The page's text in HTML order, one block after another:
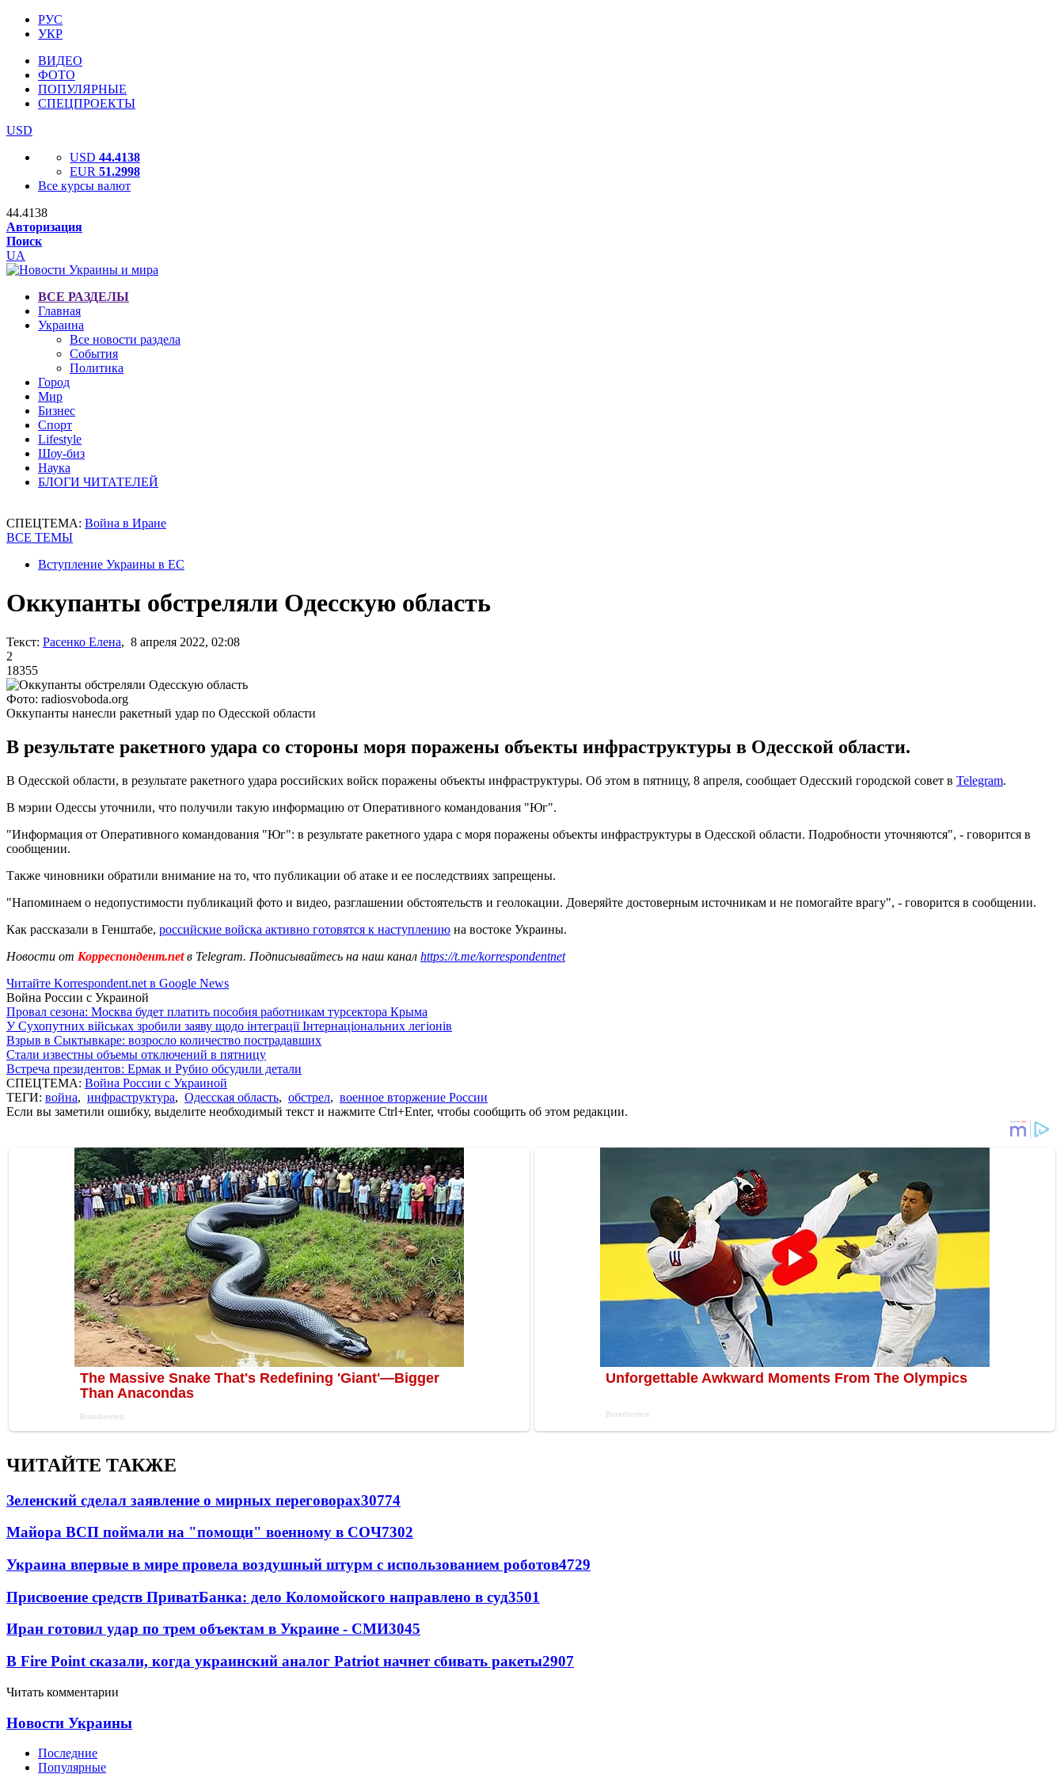
РУС
УКР
ВИДЕО
ФОТО
ПОПУЛЯРНЫЕ
СПЕЦПРОЕКТЫ
USD
USD 44.4138
EUR 51.2998
Все курсы валют
44.4138
Авторизация
Поиск
UA
ВСЕ РАЗДЕЛЫ
Главная
Украина
Все новости раздела
События
Политика
Город
Мир
Бизнес
Спорт
Lifestyle
Шоу-биз
Наука
БЛОГИ ЧИТАТЕЛЕЙ
СПЕЦТЕМА: Война в Иране
ВСЕ ТЕМЫ
Вступление Украины в ЕС
Оккупанты обстреляли Одесскую область
Текст: Расенко Елена, 8 апреля 2022, 02:08
2
18355
Фото: radiosvoboda.org
Оккупанты нанесли ракетный удар по Одесской области
В результате ракетного удара со стороны моря поражены объекты инфраструктуры в Одесской области.
В Одесской области, в результате ракетного удара российских войск поражены объекты инфраструктуры. Об этом в пятницу, 8 апреля, сообщает Одесский городской совет в Telegram.
В мэрии Одессы уточнили, что получили такую ​​информацию от Оперативного командования "Юг".
"Информация от Оперативного командования "Юг": в результате ракетного удара с моря поражены объекты инфраструктуры в Одесской области. Подробности уточняются", - говорится в
сообщении.
Также чиновники обратили внимание на то, что публикации об атаке и ее последствиях запрещены.
"Напоминаем о недопустимости публикаций фото и видео, разглашении обстоятельств и геолокации. Доверяйте достоверным источникам и не помогайте врагу", - говорится в сообщении.
Как рассказали в Генштабе, российские войска активно готовятся к наступлению на востоке Украины.
Новости от Корреспондент.netв Telegram. Подписывайтесь на наш канал https://t.me/korrespondentnet
Читайте Korrespondent.net в Google News
Война России с Украиной
Провал сезона: Москва будет платить пособия работникам турсектора Крыма
У Сухопутних військах зробили заяву щодо інтеграції Інтернаціональних легіонів
Взрыв в Сыктывкаре: возросло количество пострадавших
Стали известны объемы отключений в пятницу
Встреча президентов: Ермак и Рубио обсудили детали
СПЕЦТЕМА: Война России с Украиной
ТЕГИ: война, инфраструктура, Одесская область, обстрел, военное вторжение России
Если вы заметили ошибку, выделите необходимый текст и нажмите Ctrl+Enter, чтобы сообщить об этом редакции.
ЧИТАЙТЕ ТАКЖЕ
Зеленский сделал заявление о мирных переговорах30774
Майора ВСП поймали на "помощи" военному в СОЧ7302
Украина впервые в мире провела воздушный штурм с использованием роботов4729
Присвоение средств ПриватБанка: дело Коломойского направлено в суд3501
Иран готовил удар по трем объектам в Украине - СМИ3045
В Fire Point сказали, когда украинский аналог Patriot начнет сбивать ракеты2907
Читать комментарии
Новости Украины
Последние
Популярные